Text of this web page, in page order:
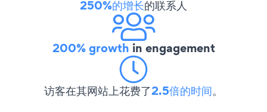
250%的增长的联系人
200% growth in engagement
访客在其网站上花费了2.5倍的时间。